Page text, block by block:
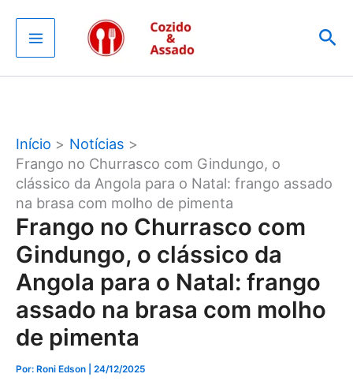
para
conteúdo
Início
Notícias
Frango no Churrasco com Gindungo, o
clássico da Angola para o Natal: frango assado
na brasa com molho de pimenta
Frango no Churrasco com
Gindungo, o clássico da
Angola para o Natal: frango
assado na brasa com molho
de pimenta
Por: Roni Edson | 24/12/2025